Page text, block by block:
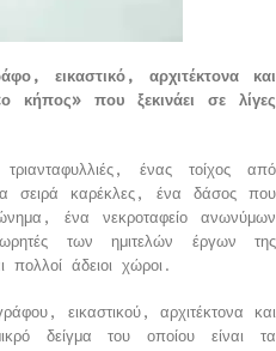
εικαστικό, αρχιτέκτονα και
κήπος» που ξεκινάει σε λίγες
ένας τοίχος από
σειρά καρέκλες, ένα δάσος που
ένα νεκροταφείο ανωνύμων
των ημιτελών έργων της
άδειοι χώροι.
εικαστικού, αρχιτέκτονα και
δείγμα του οποίου είναι τα